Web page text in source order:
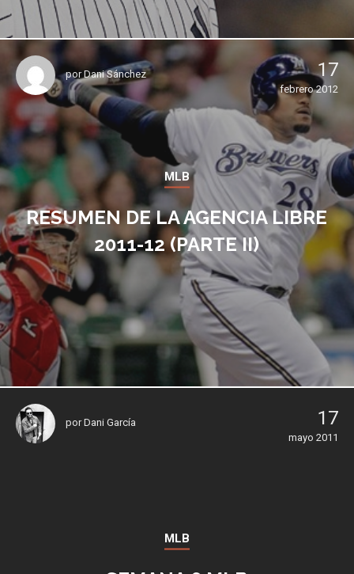
porDani Sánchez 17
febrero 2012
MLB
RESUMEN DE LA AGENCIA LIBRE
2011-12 (PARTE II)
porDani García 17
mayo 2011
MLB